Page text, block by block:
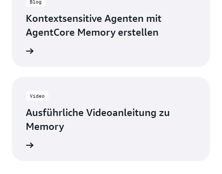
Blog
Kontextsensitive Agenten mit
AgentCore Memory erstellen
Video
Ausführliche Videoanleitung zu
Memory